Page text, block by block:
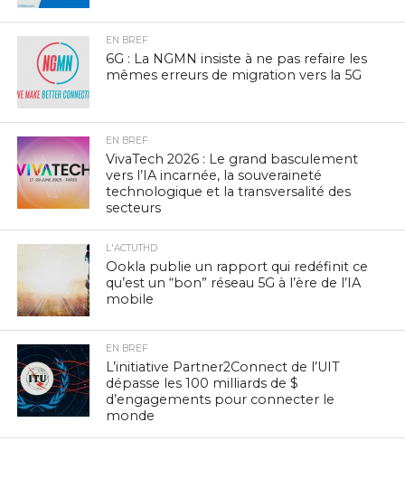
EN BREF
6G : La NGMN insiste à ne pas refaire les
mêmes erreurs de migration vers la 5G
EN BREF
VivaTech 2026 : Le grand basculement
vers l’IA incarnée, la souveraineté
technologique et la transversalité des
secteurs
L'ACTUTHD
Ookla publie un rapport qui redéfinit ce
qu’est un “bon” réseau 5G à l’ère de l’IA
mobile
EN BREF
L’initiative Partner2Connect de l’UIT
dépasse les 100 milliards de $
d’engagements pour connecter le
monde